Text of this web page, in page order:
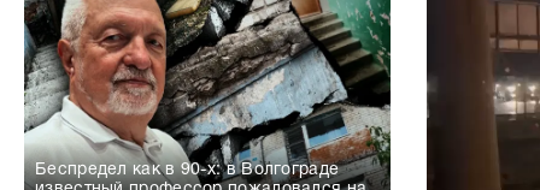
Беспредел как в 90-х: в Волгограде